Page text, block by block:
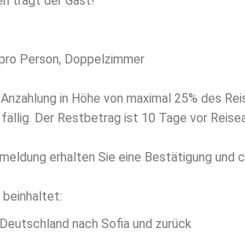
Person, Doppelzimmer
in Höhe von maximal 25% des
Der Restbetrag ist 10 Tage vor
erhalten Sie eine Bestätigung
beinhaltet:
nach Sofia und zurück